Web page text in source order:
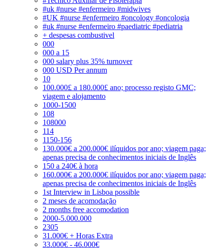
#uk #nurse #enfermeiro #midwives
#UK #nurse #enfermeiro #oncology #oncologia
#uk #nurse #enfermeiro #paediatric #pediatria
+ despesas combustivel
000
000 a 15
000 salary plus 35% turnover
000 USD Per annum
10
100.000£ a 180.000£ ano; processo registo GMC;
viagem e alojamento
1000-1500
108
108000
114
1150-156
130.000€ a 200.000€ ilíquidos por ano; viagem paga;
apenas precisa de conhecimentos iniciais de Inglês
150 a 240€ à hora
160.000€ a 200.000€ ilíquidos por ano; viagem paga;
apenas precisa de conhecimentos iniciais de Inglês
1st Interview in Lisboa possible
2 meses de acomodação
2 months free accomodation
2000-5.000.000
2305
31.000€ + Horas Extra
33.000€ - 46.000€